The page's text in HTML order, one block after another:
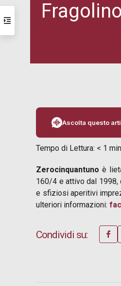
Ascolta questo
Tempo di Lettura: < 1
Zerocinquantuno è
160/4 e attivo dal 1998,
e sfiziosi aperitivi
ulteriori informazioni:
Condividi su: